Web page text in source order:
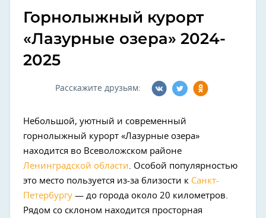
Горнолыжный курорт
«Лазурные озера» 2024-
2025
Расскажите друзьям:
Небольшой, уютный и современный
горнолыжный курорт «Лазурные озера»
находится во Всеволожском районе
Ленинградской области. Особой популярностью
это место пользуется из-за близости к Санкт-
Петербургу — до города около 20 километров.
Рядом со склоном находится просторная